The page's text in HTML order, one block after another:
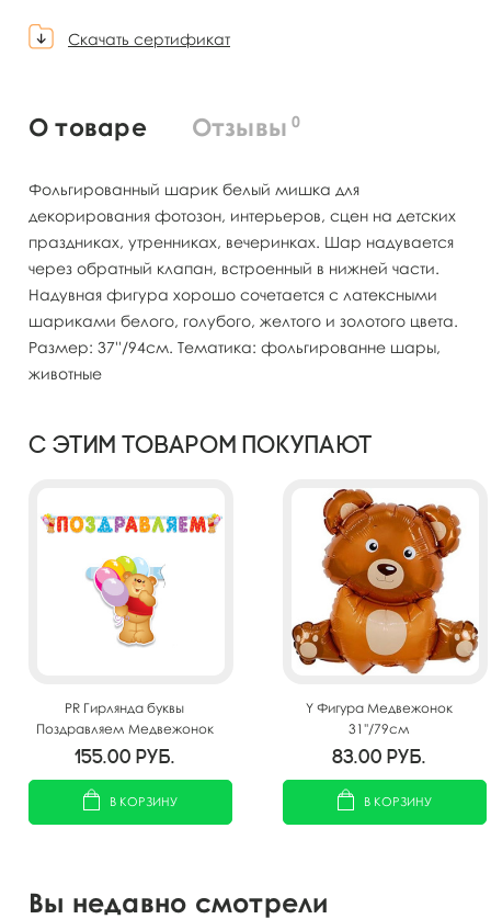
Скачать сертификат
О товаре Отзывы 0
Фольгированный шарик белый мишка для
декорирования фотозон, интерьеров, сцен на детских
праздниках, утренниках, вечеринках. Шар надувается
через обратный клапан, встроенный в нижней части.
Надувная фигура хорошо сочетается с латексными
шариками белого, голубого, желтого и золотого цвета.
Размер: 37''/94см. Тематика: фольгированне шары,
животные
С этим товаром покупают
PR Гирлянда буквы
Поздравляем Медвежонок
196 см
155.00 руб.
В КОРЗИНУ
Y Фигура Медвежонок
31''/79см
83.00 руб.
В КОРЗИНУ
Вы недавно смотрели